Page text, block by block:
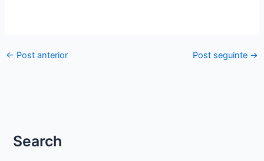
← Post anterior Post seguinte →
Search